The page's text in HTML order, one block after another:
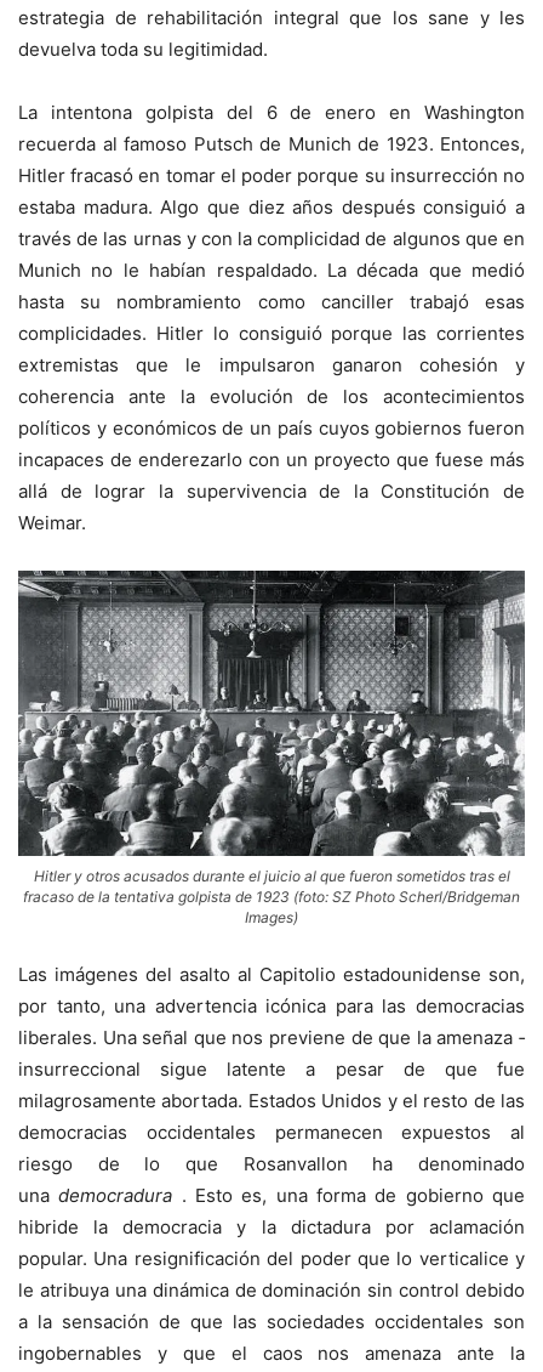
estrategia de rehabilitación integral que los sane y les
devuelva toda su legitimidad.
La intentona golpista del 6 de enero en Washington
recuerda al famoso Putsch de Munich de 1923. Entonces,
Hitler fracasó en tomar el poder porque su insurrección no
estaba madura. Algo que diez años después consiguió a
través de las urnas y con la complicidad de algunos que en
Munich no le habían respaldado. La década que medió
hasta su nombramiento como canciller trabajó esas
complicidades. Hitler lo consiguió porque las corrientes
extremistas que le impulsaron ganaron cohesión y
coherencia ante la evolución de los acontecimientos
políticos y económicos de un país cuyos gobiernos fueron
incapaces de enderezarlo con un proyecto que fuese más
allá de lograr la supervivencia de la Constitución de
Weimar.
Hitler y otros acusados durante el juicio al que fueron sometidos tras el
fracaso de la tentativa golpista de 1923 (foto: SZ Photo Scherl/Bridgeman
Images)
Las imágenes del asalto al Capitolio estadounidense son,
por tanto, una advertencia icónica para las democracias
liberales. Una señal que nos previene de que la amenaza ­
insurreccional sigue latente a pesar de que fue
milagrosamente abortada. Estados Unidos y el resto de las
democracias occiden­tales permanecen expuestos al
riesgo de lo que Rosanvallon ha denominado
una democradura . Esto es, una forma de gobierno que
hibride la democracia y la dictadura por aclamación
popular. Una resignificación del poder que lo verticalice y
le atribuya una ­dinámica de dominación sin control debido
a la sensación de que las sociedades occi­dentales son
ingobernables y que el caos nos amenaza ante la